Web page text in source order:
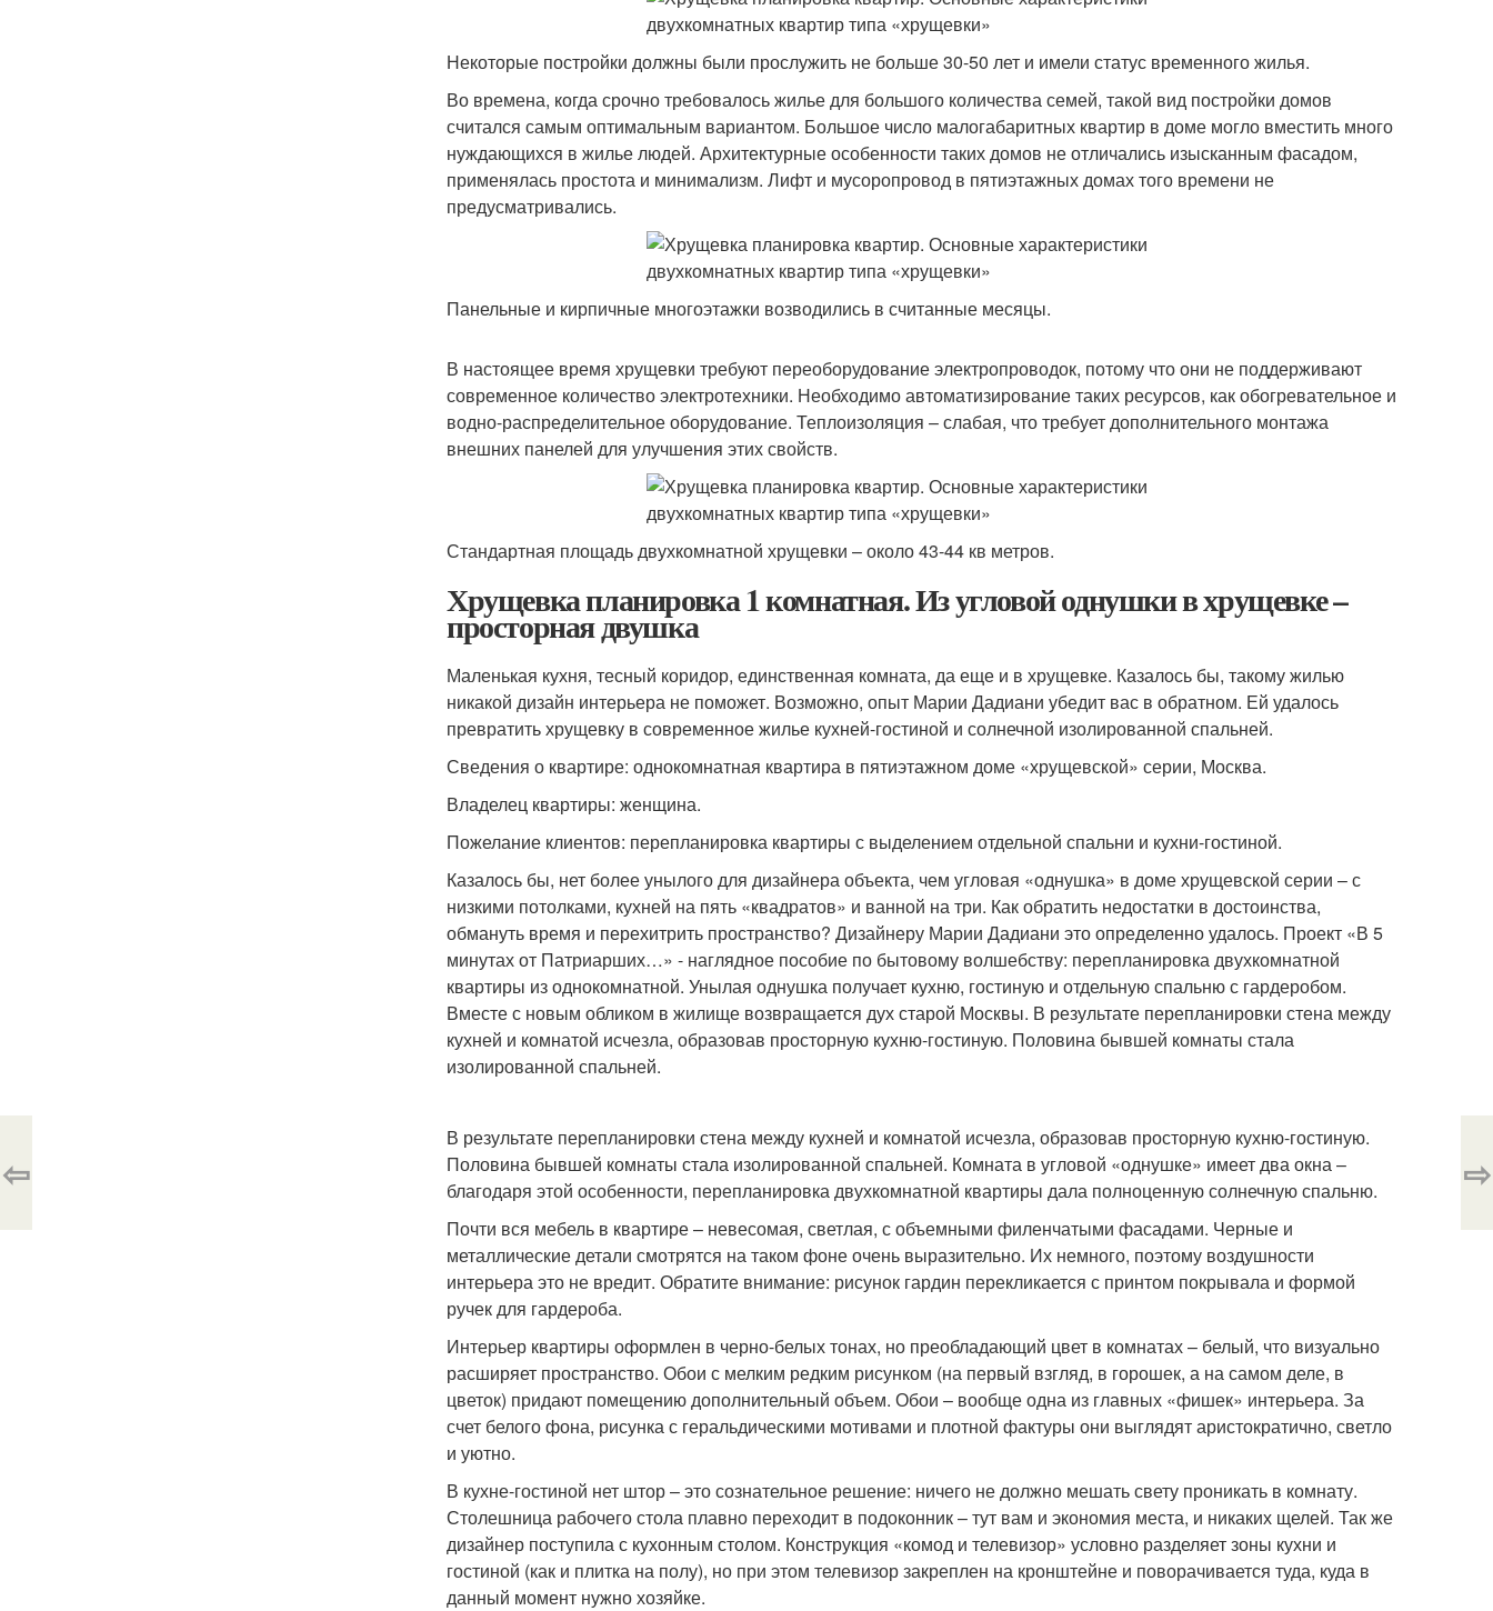
Некоторые постройки должны были прослужить не больше 30-50 лет и имели статус временного жилья.
Во времена, когда срочно требовалось жилье для большого количества семей, такой вид постройки домов
считался самым оптимальным вариантом. Большое число малогабаритных квартир в доме могло вместить много
нуждающихся в жилье людей. Архитектурные особенности таких домов не отличались изысканным фасадом,
применялась простота и минимализм. Лифт и мусоропровод в пятиэтажных домах того времени не
предусматривались.
Панельные и кирпичные многоэтажки возводились в считанные месяцы.
В настоящее время хрущевки требуют переоборудование электропроводок, потому что они не поддерживают
современное количество электротехники. Необходимо автоматизирование таких ресурсов, как обогревательное и
водно-распределительное оборудование. Теплоизоляция – слабая, что требует дополнительного монтажа
внешних панелей для улучшения этих свойств.
Стандартная площадь двухкомнатной хрущевки – около 43-44 кв метров.
Хрущевка планировка 1 комнатная. Из угловой однушки в хрущевке –
просторная двушка
Маленькая кухня, тесный коридор, единственная комната, да еще и в хрущевке. Казалось бы, такому жилью
никакой дизайн интерьера не поможет. Возможно, опыт Марии Дадиани убедит вас в обратном. Ей удалось
превратить хрущевку в современное жилье кухней-гостиной и солнечной изолированной спальней.
Сведения о квартире: однокомнатная квартира в пятиэтажном доме «хрущевской» серии, Москва.
Владелец квартиры: женщина.
Пожелание клиентов: перепланировка квартиры с выделением отдельной спальни и кухни-гостиной.
Казалось бы, нет более унылого для дизайнера объекта, чем угловая «однушка» в доме хрущевской серии – с
низкими потолками, кухней на пять «квадратов» и ванной на три. Как обратить недостатки в достоинства,
обмануть время и перехитрить пространство? Дизайнеру Марии Дадиани это определенно удалось. Проект «В 5
минутах от Патриарших…» - наглядное пособие по бытовому волшебству: перепланировка двухкомнатной
квартиры из однокомнатной. Унылая однушка получает кухню, гостиную и отдельную спальню с гардеробом.
Вместе с новым обликом в жилище возвращается дух старой Москвы. В результате перепланировки стена между
кухней и комнатой исчезла, образовав просторную кухню-гостиную. Половина бывшей комнаты стала
изолированной спальней.
В результате перепланировки стена между кухней и комнатой исчезла, образовав просторную кухню-гостиную.
Половина бывшей комнаты стала изолированной спальней. Комната в угловой «однушке» имеет два окна –
благодаря этой особенности, перепланировка двухкомнатной квартиры дала полноценную солнечную спальню.
Почти вся мебель в квартире – невесомая, светлая, с объемными филенчатыми фасадами. Черные и
металлические детали смотрятся на таком фоне очень выразительно. Их немного, поэтому воздушности
интерьера это не вредит. Обратите внимание: рисунок гардин перекликается с принтом покрывала и формой
ручек для гардероба.
Интерьер квартиры оформлен в черно-белых тонах, но преобладающий цвет в комнатах – белый, что визуально
расширяет пространство. Обои с мелким редким рисунком (на первый взгляд, в горошек, а на самом деле, в
цветок) придают помещению дополнительный объем. Обои – вообще одна из главных «фишек» интерьера. За
счет белого фона, рисунка с геральдическими мотивами и плотной фактуры они выглядят аристократично, светло
и уютно.
В кухне-гостиной нет штор – это сознательное решение: ничего не должно мешать свету проникать в комнату.
Столешница рабочего стола плавно переходит в подоконник – тут вам и экономия места, и никаких щелей. Так же
дизайнер поступила с кухонным столом. Конструкция «комод и телевизор» условно разделяет зоны кухни и
гостиной (как и плитка на полу), но при этом телевизор закреплен на кронштейне и поворачивается туда, куда в
данный момент нужно хозяйке.
⇦ ⇨